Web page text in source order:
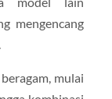
mengencang
mulai